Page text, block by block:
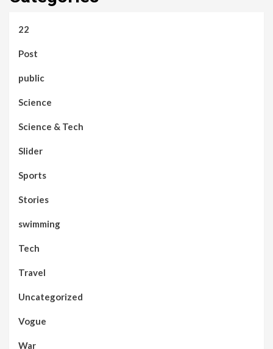
22
Post
public
Science
Science & Tech
Slider
Sports
Stories
swimming
Tech
Travel
Uncategorized
Vogue
War